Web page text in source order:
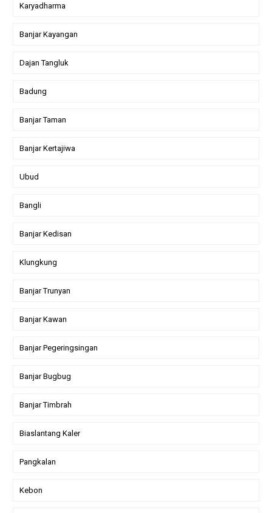
Karyadharma
Banjar Kayangan
Dajan Tangluk
Badung
Banjar Taman
Banjar Kertajiwa
Ubud
Bangli
Banjar Kedisan
Klungkung
Banjar Trunyan
Banjar Kawan
Banjar Pegeringsingan
Banjar Bugbug
Banjar Timbrah
Biaslantang Kaler
Pangkalan
Kebon